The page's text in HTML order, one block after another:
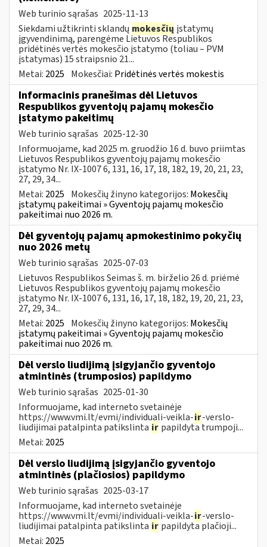
Web turinio sąrašas 2025-11-13
Siekdami užtikrinti sklandų mokesčių įstatymų
įgyvendinimą, parengėme Lietuvos Respublikos
pridėtinės vertės mokesčio įstatymo (toliau – PVM
įstatymas) 15 straipsnio 21...
Metai: 2025 Mokesčiai: Pridėtinės vertės mokestis
Informacinis pranešimas dėl Lietuvos
Respublikos gyventojų pajamų mokesčio
įstatymo pakeitimų
Web turinio sąrašas 2025-12-30
Informuojame, kad 2025 m. gruodžio 16 d. buvo priimtas
Lietuvos Respublikos gyventojų pajamų mokesčio
įstatymo Nr. IX-1007 6, 131, 16, 17, 18, 182, 19, 20, 21, 23,
27, 29, 34...
Metai: 2025 Mokesčių žinyno kategorijos: Mokesčių
įstatymų pakeitimai » Gyventojų pajamų mokesčio
pakeitimai nuo 2026 m.
Dėl gyventojų pajamų apmokestinimo pokyčių
nuo 2026 metų
Web turinio sąrašas 2025-07-03
Lietuvos Respublikos Seimas š. m. birželio 26 d. priėmė
Lietuvos Respublikos gyventojų pajamų mokesčio
įstatymo Nr. IX-1007 6, 131, 16, 17, 18, 182, 19, 20, 21, 23,
27, 29, 34...
Metai: 2025 Mokesčių žinyno kategorijos: Mokesčių
įstatymų pakeitimai » Gyventojų pajamų mokesčio
pakeitimai nuo 2026 m.
Dėl verslo liudijimą įsigyjančio gyventojo
atmintinės (trumposios) papildymo
Web turinio sąrašas 2025-01-30
Informuojame, kad interneto svetainėje
https://www.vmi.lt/evmi/individuali-veikla-ir-verslo-
liudijimai patalpinta patikslinta ir papildyta trumpoji...
Metai: 2025
Dėl verslo liudijimą įsigyjančio gyventojo
atmintinės (plačiosios) papildymo
Web turinio sąrašas 2025-03-17
Informuojame, kad interneto svetainėje
https://www.vmi.lt/evmi/individuali-veikla-ir-verslo-
liudijimai patalpinta patikslinta ir papildyta plačioji...
Metai: 2025